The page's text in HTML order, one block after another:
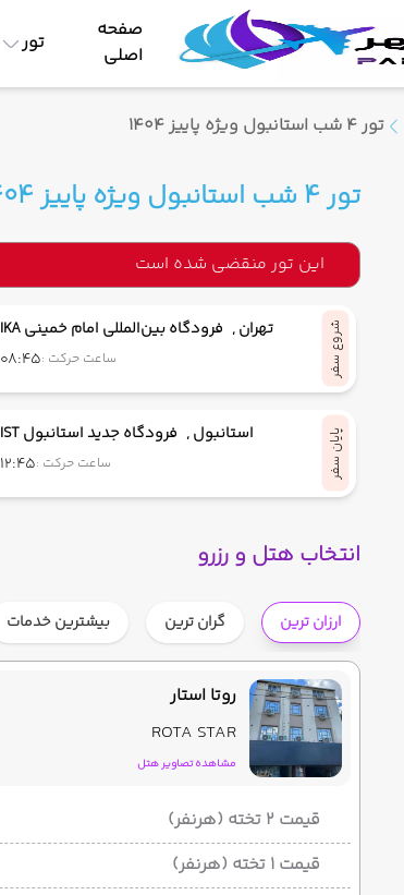
صفحه
اصلی
تور
تور 4 شب استانبول ویژه پاییز 1404
تور 4 شب استانبول ویژه پاییز 1404
این تور منقضی شده است
شروع سفر تهران , فرودگاه بین‌المللی امام خمینی IKA
ساعت حرکت :08:45
پایان سفر استانبول , فرودگاه جدید استانبول IST
ساعت حرکت :12:45
انتخاب هتل و رزرو
ارزان ترین گران ترین بیشترین خدمات
روتا استار
ROTA STAR
مشاهده تصاویر هتل
قیمت 2 تخته (هرنفر)
قیمت 1 تخته (هرنفر)